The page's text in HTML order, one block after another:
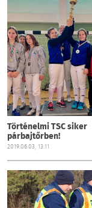
Történelmi TSC siker
párbajtőrben!
2019.06.03, 13:11